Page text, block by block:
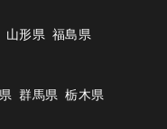
山形県 福島県
群馬県 栃木県